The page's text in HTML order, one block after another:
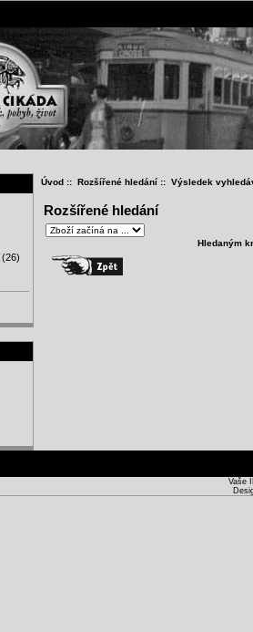
(26)
Úvod:: Rozšířené hledání:: Výsledek
Rozšířené hledání
Hledaným
Vaše